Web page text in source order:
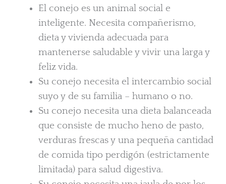
El conejo es un animal social e
inteligente. Necesita compañerismo,
dieta y vivienda adecuada para
mantenerse saludable y vivir una larga y
feliz vida.
Su conejo necesita el intercambio social
suyo y de su familia – humano o no.
Su conejo necesita una dieta balanceada
que consiste de mucho heno de pasto,
verduras frescas y una pequeña cantidad
de comida tipo perdigón (estrictamente
limitada) para salud digestiva.